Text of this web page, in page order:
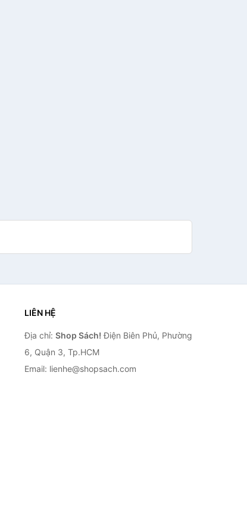
LIÊN HỆ
Địa chỉ: Shop Sách! Điện Biên Phủ, Phường
6, Quận 3, Tp.HCM
Email: lienhe@shopsach.com